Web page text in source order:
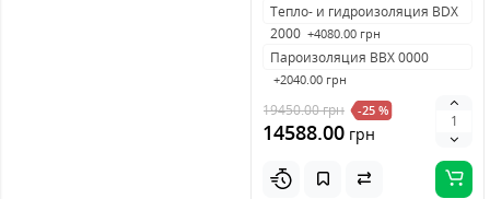
Тепло- и гидроизоляция BDX
2000 +4080.00 грн
Пароизоляция BBX 0000
+2040.00 грн
19450.00грн -25 %
14588.00 грн